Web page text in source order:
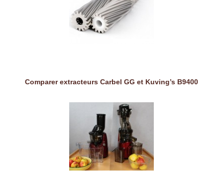
Comparer extracteurs Carbel GG et Kuving’s B9400